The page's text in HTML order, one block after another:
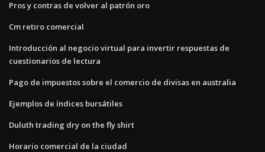
Pros y contras de volver al patrón oro
Cm retiro comercial
Introducción al negocio virtual para invertir respuestas de
cuestionarios de lectura
Pago de impuestos sobre el comercio de divisas en australia
Ejemplos de índices bursátiles
Duluth trading dry on the fly shirt
Horario comercial de la ciudad